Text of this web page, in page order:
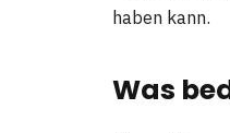
haben kann.
Was